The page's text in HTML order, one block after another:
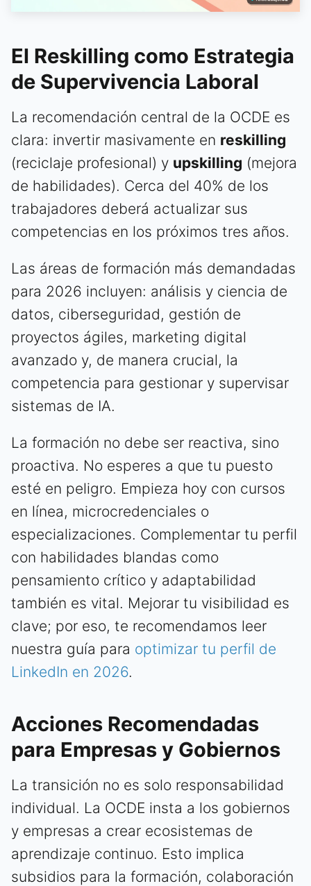
El Reskilling como Estrategia
de Supervivencia Laboral
La recomendación central de la OCDE es
clara: invertir masivamente en reskilling
(reciclaje profesional) y upskilling (mejora
de habilidades). Cerca del 40% de los
trabajadores deberá actualizar sus
competencias en los próximos tres años.
Las áreas de formación más demandadas
para 2026 incluyen: análisis y ciencia de
datos, ciberseguridad, gestión de
proyectos ágiles, marketing digital
avanzado y, de manera crucial, la
competencia para gestionar y supervisar
sistemas de IA.
La formación no debe ser reactiva, sino
proactiva. No esperes a que tu puesto
esté en peligro. Empieza hoy con cursos
en línea, microcredenciales o
especializaciones. Complementar tu perfil
con habilidades blandas como
pensamiento crítico y adaptabilidad
también es vital. Mejorar tu visibilidad es
clave; por eso, te recomendamos leer
nuestra guía para optimizar tu perfil de
LinkedIn en 2026.
Acciones Recomendadas
para Empresas y Gobiernos
La transición no es solo responsabilidad
individual. La OCDE insta a los gobiernos
y empresas a crear ecosistemas de
aprendizaje continuo. Esto implica
subsidios para la formación, colaboración